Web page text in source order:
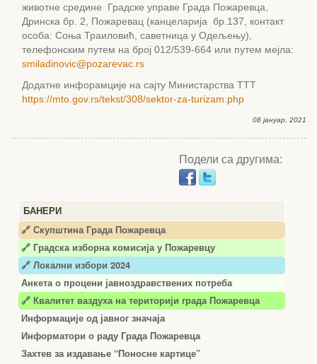
БАНЕРИ
🔗 Скупштина Града Пожаревца
🔗 Градска изборна комисија у Пожаревцу
🔗 Локални избори 2024
Анкета о процени јавноздравствених потреба
🔗 Квалитет ваздуха на територији града Пожаревца
Информације од јавног значаја
Информатори о раду Града Пожаревца
Захтев за издавање “Поносне картице”
животне средине Градске управе Града Пожаревца,
Дринска бр. 2, Пожаревац (канцеларија бр.137, контакт
особа: Соња Траиловић, саветница у Одељењу),
телефонским путем на број 012/539-664 или путем мејла:
smiladinovic@pozarevac.rs
Додатне инфорамције на сајту Министарства ТТТ
https://mto.gov.rs/tekst/308/sektor-za-turizam.php
08 јануар, 2021
Подели са другима: